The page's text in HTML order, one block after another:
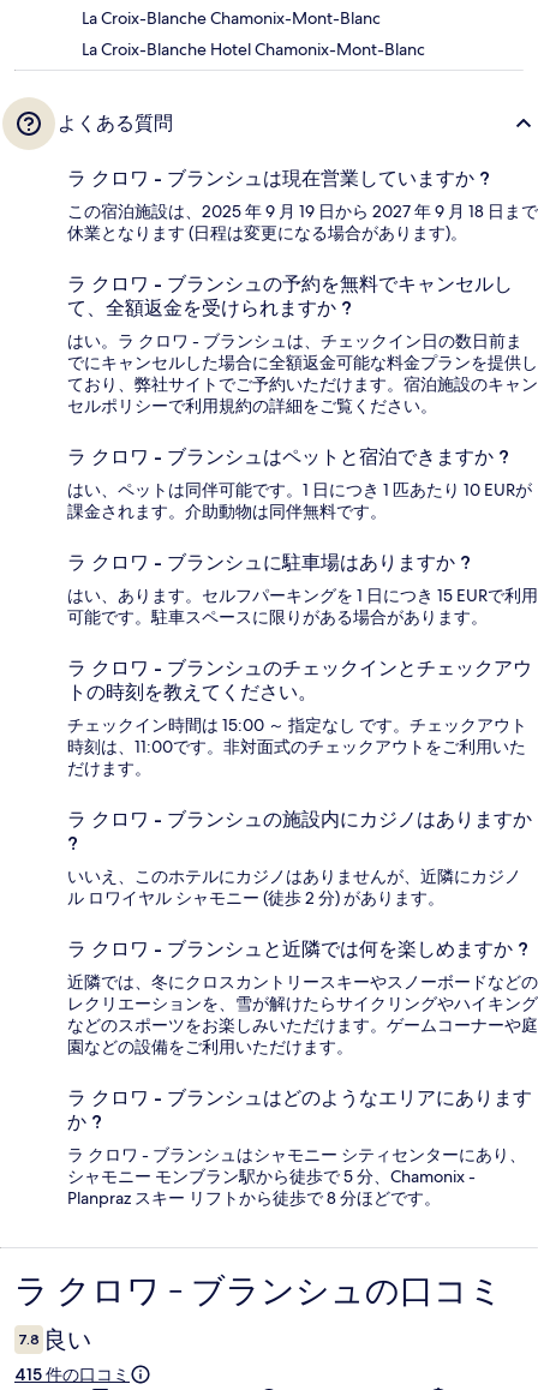
La Croix-Blanche Chamonix-Mont-Blanc
La Croix-Blanche Hotel Chamonix-Mont-Blanc
よくある質問
ラ クロワ - ブランシュは現在営業していますか ?
この宿泊施設は、2025 年 9 月 19 日から 2027 年 9 月 18 日まで
休業となります (日程は変更になる場合があります)。
ラ クロワ - ブランシュの予約を無料でキャンセルし
て、全額返金を受けられますか ?
はい。ラ クロワ - ブランシュは、チェックイン日の数日前ま
でにキャンセルした場合に全額返金可能な料金プランを提供し
ており、弊社サイトでご予約いただけます。宿泊施設のキャン
セルポリシーで利用規約の詳細をご覧ください。
ラ クロワ - ブランシュはペットと宿泊できますか ?
はい、ペットは同伴可能です。1 日につき 1 匹あたり 10 EURが
課金されます。介助動物は同伴無料です。
ラ クロワ - ブランシュに駐車場はありますか ?
はい、あります。セルフパーキングを 1 日につき 15 EURで利用
可能です。駐車スペースに限りがある場合があります。
ラ クロワ - ブランシュのチェックインとチェックアウ
トの時刻を教えてください。
チェックイン時間は 15:00 ～ 指定なし です。チェックアウト
時刻は、11:00です。非対面式のチェックアウトをご利用いた
だけます。
ラ クロワ - ブランシュの施設内にカジノはありますか
?
いいえ、このホテルにカジノはありませんが、近隣にカジノ
ル ロワイヤル シャモニー (徒歩 2 分) があります。
ラ クロワ - ブランシュと近隣では何を楽しめますか ?
近隣では、冬にクロスカントリースキーやスノーボードなどの
レクリエーションを、雪が解けたらサイクリングやハイキング
などのスポーツをお楽しみいただけます。ゲームコーナーや庭
園などの設備をご利用いただけます。
ラ クロワ - ブランシュはどのようなエリアにあります
か ?
ラ クロワ - ブランシュはシャモニー シティセンターにあり、
シャモニー モンブラン駅から徒歩で 5 分、Chamonix -
Planpraz スキー リフトから徒歩で 8 分ほどです。
口
コ
ミ
ラ クロワ - ブランシュの口コミ
7.8 良い
415 件の口コミ